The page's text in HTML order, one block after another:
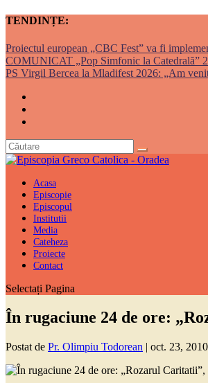
TENDINȚE:
Proiectul european „CBC Fest” va fi
COMUNICAT „Pop Simfonic la Catedrală”
PS Virgil Bercea la Mladifest 2026: „Am
Acasa
Episcopie
Episcopul
Institutii
Media
Cateheza
Proiecte
Contact
Selectați Pagina
În rugaciune 24 de ore:
Postat de Pr. Olimpiu Todorean | oct. 23, 2010